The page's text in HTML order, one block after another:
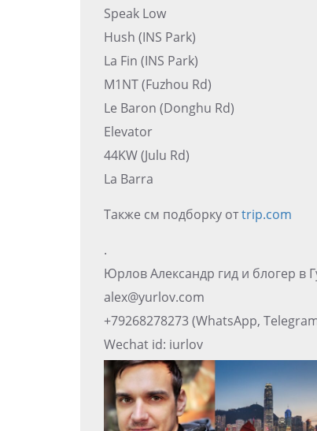
Speak Low
Hush (INS Park)
La Fin (INS Park)
M1NT (Fuzhou Rd)
Le Baron (Donghu Rd)
Elevator
44KW (Julu Rd)
La Barra
Также см подборку отtrip.com
.
Юрлов Александр гид и блогер в
alex@yurlov.com
+79268278273 (WhatsApp,
Wechat id: iurlov